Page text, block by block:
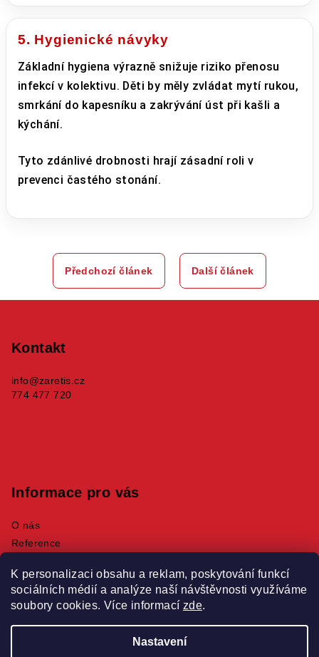
K personalizaci obsahu a reklam, poskytování funkcí
sociálních médií a analýze naší návštěvnosti využíváme
soubory cookies. Více informací zde.
Nastavení
5. Hygienické návyky
Základní hygiena výrazně snižuje riziko přenosu
infekcí v kolektivu. Děti by měly zvládat mytí rukou,
smrkání do kapesníku a zakrývání úst při kašli a
kýchání.
Tyto zdánlivé drobnosti hrají zásadní roli v
prevenci častého stonání.
Předchozí článek Další článek
Kontakt
info@zaretis.cz
774 477 720
Informace pro vás
O nás
Reference
Obchodní podmínky
Podmínky ochrany osobních údajů